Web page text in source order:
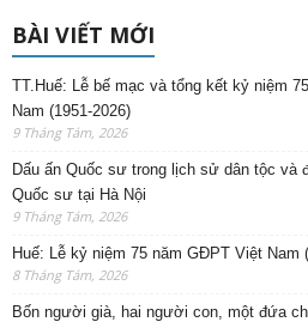
BÀI VIẾT MỚI
TT.Huế: Lễ bế mạc và tổng kết kỷ niệm
Nam (1951-2026)
9 Tháng Tám, 2026
Dấu ấn Quốc sư trong lịch sử dân tộc
Quốc sư tại Hà Nội
9 Tháng Tám, 2026
Huế: Lễ kỷ niệm 75 năm GĐPT Việt Nam
8 Tháng Tám, 2026
Bốn người già, hai người con, một đứa